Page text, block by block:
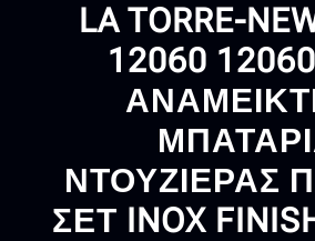
LA TORRE-
12060
ΝΤΟΥΖΙΕΡΑΣ
ΣΕΤ INOX